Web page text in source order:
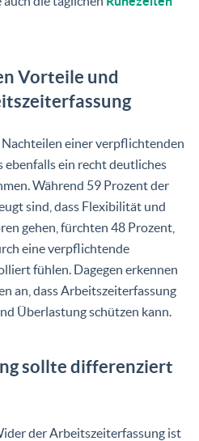
Vorteile und
einer verpflichtenden
ein recht deutliches
Während 59 Prozent der
sind, dass Flexibilität und
gehen, fürchten 48 Prozent,
eine verpflichtende
fühlen. Dagegen erkennen
an, dass Arbeitszeiterfassung
Überlastung schützen kann.
sollte differenziert
der Arbeitszeiterfassung ist